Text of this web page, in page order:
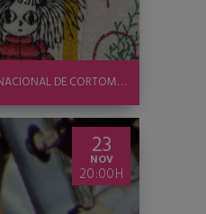
CONCURSO INTERNACIONAL DE CORTOMETRAJE
23
NOV
20:00